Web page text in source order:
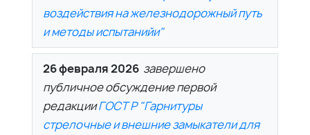
воздействия на железнодорожный путь
и методы испытанийи"
26 февраля 2026 завершено
публичное обсуждение первой
редакцииГОСТ Р "Гарнитуры
стрелочные и внешние замыкатели для